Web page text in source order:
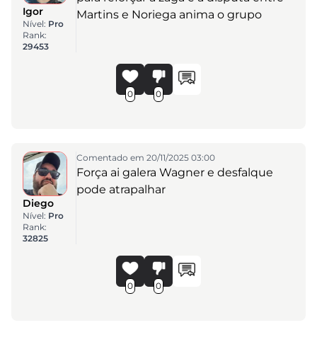
Igor
Nível: Pro
Rank:
29453
Martins e Noriega anima o grupo
0 0
Diego
Nível: Pro
Rank:
32825
Comentado em 20/11/2025 03:00
Força ai galera Wagner e desfalque
pode atrapalhar
0 0